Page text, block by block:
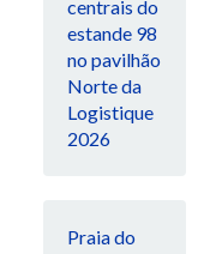
centrais do
estande 98
no pavilhão
Norte da
Logistique
2026
Praia do